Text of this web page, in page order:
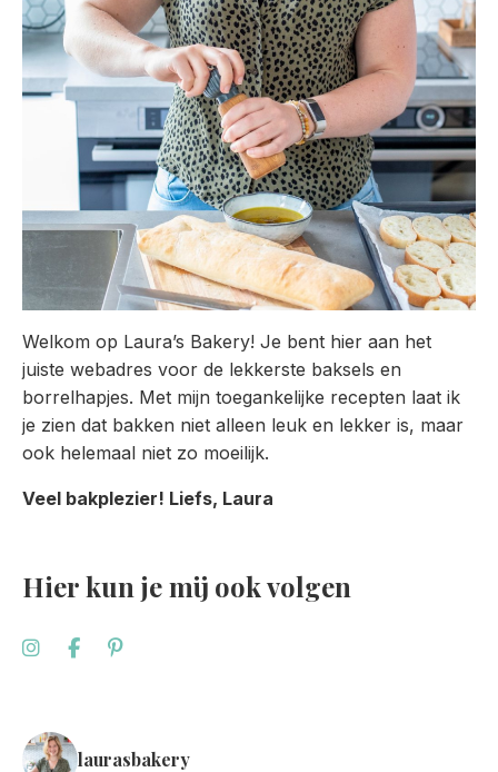
Welkom op Laura’s Bakery! Je bent hier aan het
juiste webadres voor de lekkerste baksels en
borrelhapjes. Met mijn toegankelijke recepten laat ik
je zien dat bakken niet alleen leuk en lekker is, maar
ook helemaal niet zo moeilijk.
Veel bakplezier! Liefs, Laura
Hier kun je mij ook volgen
laurasbakery